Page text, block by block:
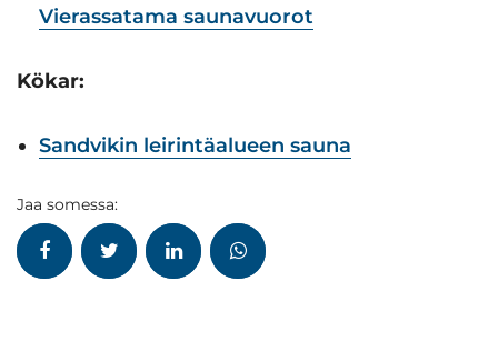
Vierassatama saunavuorot
Kökar:
Sandvikin leirintäalueen sauna
Jaa somessa: